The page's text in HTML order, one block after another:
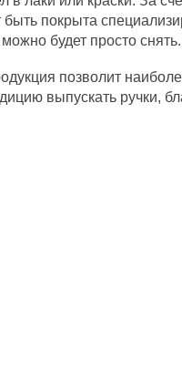
покрыта
будет просто снять.
позволит
выпускать ручки,